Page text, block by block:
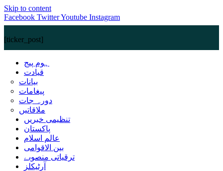
Skip to content
Facebook TwitterYoutube Instagram
[ticker_post]
ہوم پیج
قیادت
بیانات
پیغامات
دورہ جات
ملاقاتیں
تنظیمی خبریں
پاکستان
عالم اسلام
بین الاقوامی
ترقیاتی منصوبے
آرٹیکلز